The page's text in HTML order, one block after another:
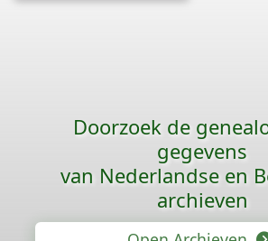
Doorzoek de
gegevens
van Nederlandse en
archieven